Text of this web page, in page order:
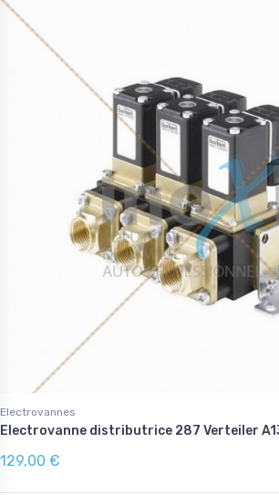
Electrovannes
Electrovanne distributrice 287 Verteiler A13
129,00 €